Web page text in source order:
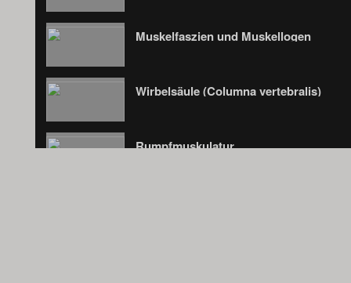
Muskelfaszien und Muskellogen
Wirbelsäule (Columna vertebralis)
Rumpfmuskulatur